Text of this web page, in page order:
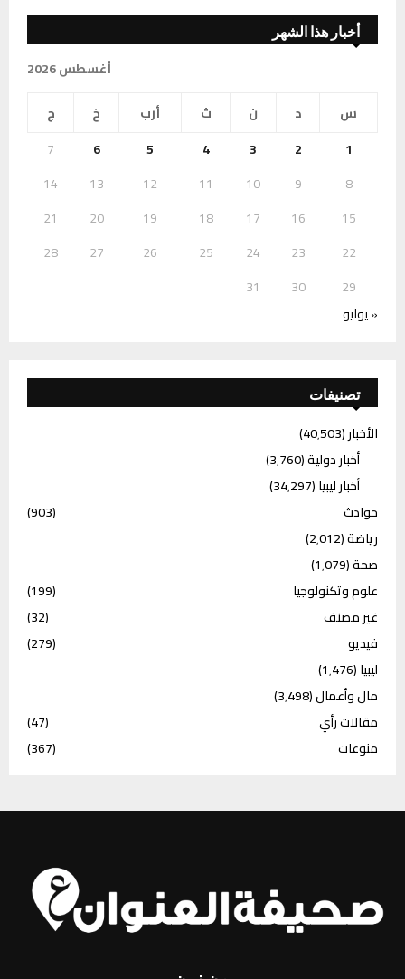
أخبار هذا الشهر
أغسطس 2026
س
د ن ث أرب خ
ج
1
2
3
4
5
6
7
8
9
10
11
12
13
14
15
16
17
18
19
20
21
22
23
24
25
26
27
28
29
30
31
« يوليو
تصنيفات
الأخبار(40٬503)
أخبار دولية(3٬760)
أخبار ليبيا(34٬297)
حوادث
(903)
رياضة(2٬012)
صحة(1٬079)
علوم وتكنولوجيا
(199)
غير مصنف
(32)
فيديو
(279)
ليبيا(1٬476)
مال وأعمال(3٬498)
مقالات رأي
(47)
منوعات
(367)